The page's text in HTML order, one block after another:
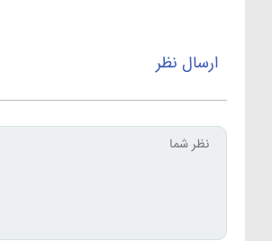
ارسال نظر